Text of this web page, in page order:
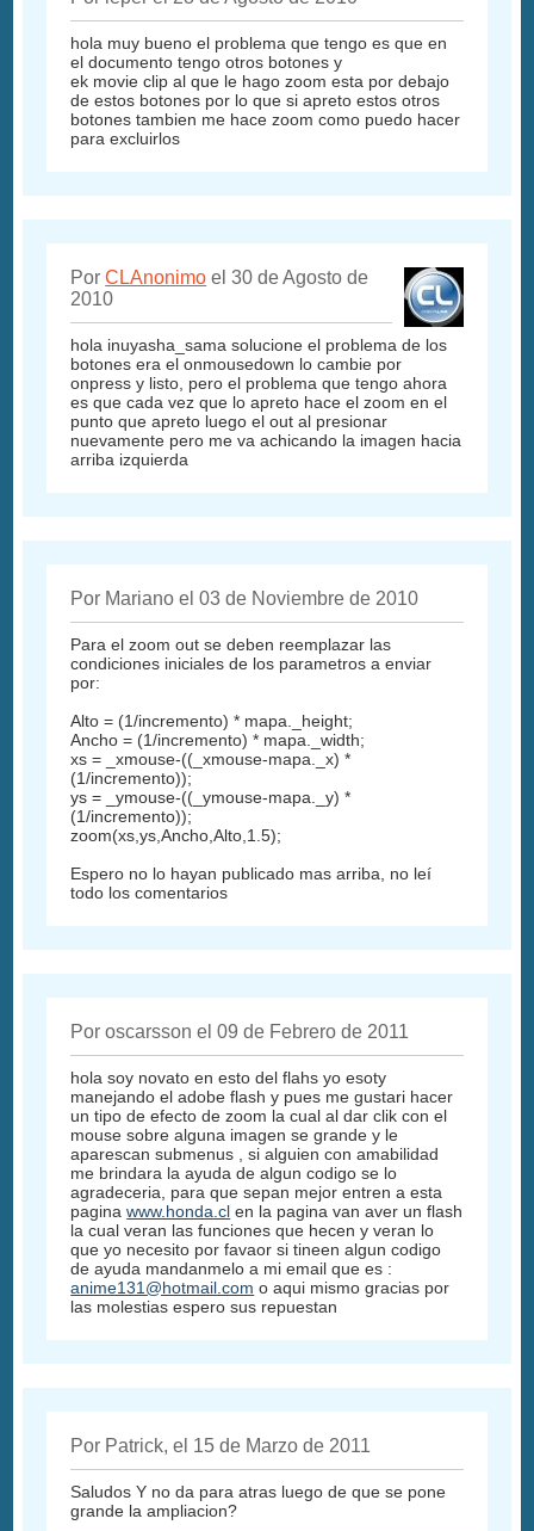
hola muy bueno el problema que tengo es que en
el documento tengo otros botones y
ek movie clip al que le hago zoom esta por debajo
de estos botones por lo que si apreto estos otros
botones tambien me hace zoom como puedo hacer
para excluirlos
PorCLAnonimo el 30 de Agosto de
2010
hola inuyasha_sama solucione el problema de los
botones era el onmousedown lo cambie por
onpress y listo, pero el problema que tengo ahora
es que cada vez que lo apreto hace el zoom en el
punto que apreto luego el out al presionar
nuevamente pero me va achicando la imagen hacia
arriba izquierda
Por Mariano el 03 de Noviembre de 2010
Para el zoom out se deben reemplazar las
condiciones iniciales de los parametros a enviar
por:
Alto = (1/incremento) * mapa._height;
Ancho = (1/incremento) * mapa._width;
xs = _xmouse-((_xmouse-mapa._x) *
(1/incremento));
ys = _ymouse-((_ymouse-mapa._y) *
(1/incremento));
zoom(xs,ys,Ancho,Alto,1.5);
Espero no lo hayan publicado mas arriba, no leí
todo los comentarios
Por oscarsson el 09 de Febrero de 2011
hola soy novato en esto del flahs yo esoty
manejando el adobe flash y pues me gustari hacer
un tipo de efecto de zoom la cual al dar clik con el
mouse sobre alguna imagen se grande y le
aparescan submenus , si alguien con amabilidad
me brindara la ayuda de algun codigo se lo
agradeceria, para que sepan mejor entren a esta
paginawww.honda.cl en la pagina van aver un flash
la cual veran las funciones que hecen y veran lo
que yo necesito por favaor si tineen algun codigo
de ayuda mandanmelo a mi email que es :
anime131@hotmail.com o aqui mismo gracias por
las molestias espero sus repuestan
Por Patrick, el 15 de Marzo de 2011
Saludos Y no da para atras luego de que se pone
grande la ampliacion?